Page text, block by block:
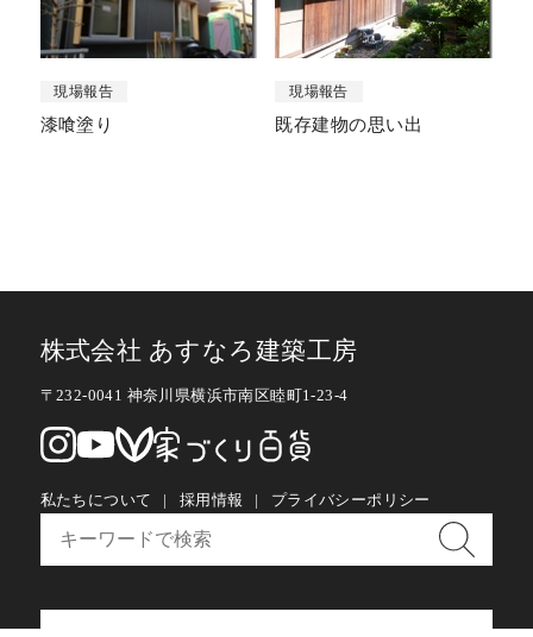
現場報告
漆喰塗り
現場報告
既存建物の思い出
株式会社 あすなろ建築工房
〒232-0041 神奈川県横浜市南区睦町1-23-4
私たちについて 採用情報 プライバシーポリシー